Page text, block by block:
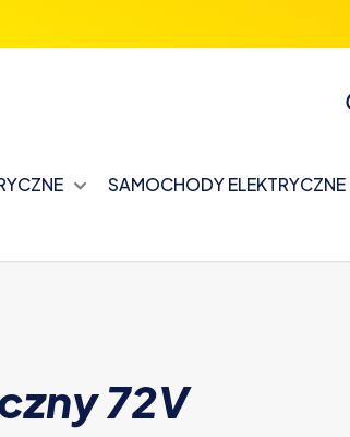
SAMOCHODY ELEKTRYCZNE
72V